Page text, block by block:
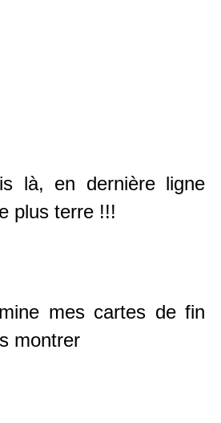
là, en dernière ligne
plus terre !!!
mes cartes de fin
montrer